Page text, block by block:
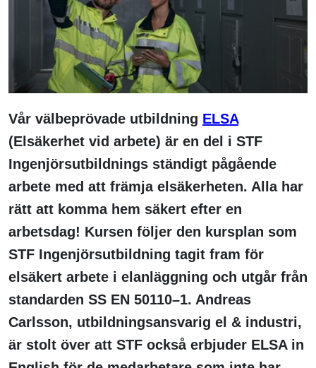
Vår välbeprövade utbildning ELSA
(Elsäkerhet vid arbete) är en del i STF
Ingenjörsutbildnings ständigt pågående
arbete med att främja elsäkerheten. Alla har
rätt att komma hem säkert efter en
arbetsdag! Kursen följer den kursplan som
STF Ingenjörsutbildning tagit fram för
elsäkert arbete i elanläggning och utgår från
standarden SS EN 50110–1. Andreas
Carlsson, utbildningsansvarig el & industri,
är stolt över att STF också erbjuder ELSA in